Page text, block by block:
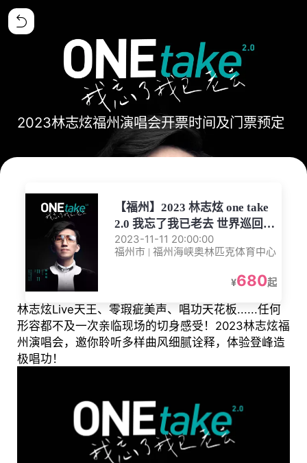
2023林志炫福州演唱会开票时间及门票预定
【福州】2023 林志炫 one take
2.0 我忘了我已老去 世界巡回演
唱会-福州站
2023-11-11 20:00:00
福州市 | 福州海峡奥林匹克体育中心
¥680起
林志炫Live天王、零瑕疵美声、唱功天花板......任何
形容都不及一次亲临现场的切身感受！2023林志炫福
州演唱会，邀你聆听多样曲风细腻诠释，体验登峰造
极唱功！